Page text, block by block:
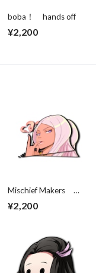
boba！ hands off
¥2,200
Mischief Makers ヒ
PARTIAL HOLO!
¥2,200